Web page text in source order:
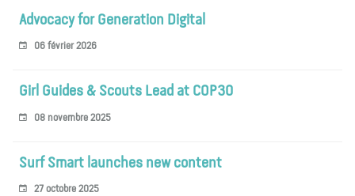
Advocacy for Generation Digital
06 février 2026
Girl Guides & Scouts Lead at COP30
08 novembre 2025
Surf Smart launches new content
27 octobre 2025